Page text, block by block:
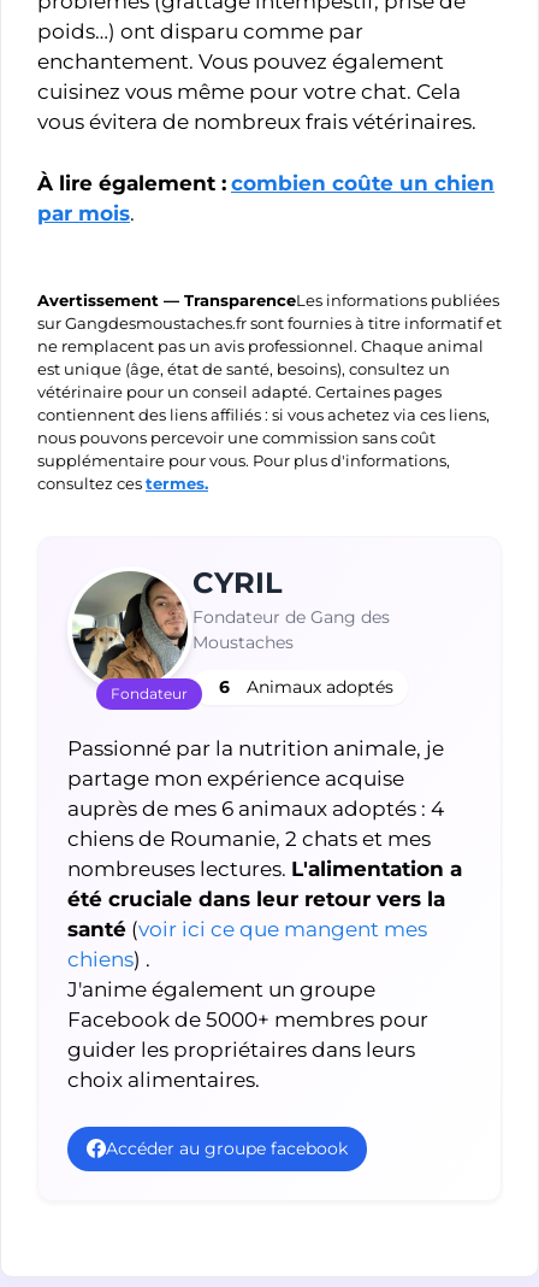
poids…) ont disparu comme par
enchantement. Vous pouvez également
cuisinez vous même pour votre chat. Cela
vous évitera de nombreux frais vétérinaires.
À lire également : combien coûte un chien
par mois.
Avertissement — TransparenceLes informations publiées
sur Gangdesmoustaches.fr sont fournies à titre informatif et
ne remplacent pas un avis professionnel. Chaque animal
est unique (âge, état de santé, besoins), consultez un
vétérinaire pour un conseil adapté. Certaines pages
contiennent des liens affiliés : si vous achetez via ces liens,
nous pouvons percevoir une commission sans coût
supplémentaire pour vous. Pour plus d'informations,
consultez cestermes.
Fondateur
CYRIL
Fondateur de Gang des
Moustaches
6 Animaux adoptés
Passionné par la nutrition animale, je
partage mon expérience acquise
auprès de mes 6 animaux adoptés : 4
chiens de Roumanie, 2 chats et mes
nombreuses lectures. L'alimentation a
été cruciale dans leur retour vers la
santé (voir ici ce que mangent mes
chiens) .
J'anime également un groupe
Facebook de 5000+ membres pour
guider les propriétaires dans leurs
choix alimentaires.
Accéder au groupe facebook